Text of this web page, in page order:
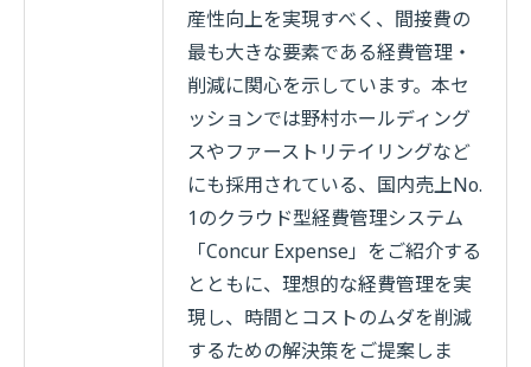
産性向上を実現すべく、間接費の
最も大きな要素である経費管理・
削減に関心を示しています。本セ
ッションでは野村ホールディング
スやファーストリテイリングなど
にも採用されている、国内売上No.
1のクラウド型経費管理システム
「Concur Expense」をご紹介する
とともに、理想的な経費管理を実
現し、時間とコストのムダを削減
するための解決策をご提案しま